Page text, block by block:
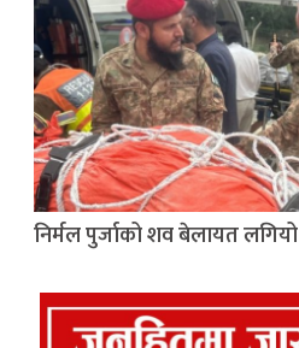
निर्मल पुर्जाको शव बेलायत लगियो